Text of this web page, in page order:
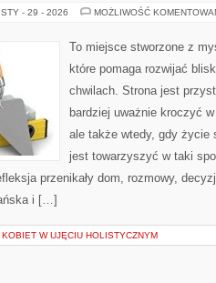
STY - 29 - 2026 MOŻLIWOŚĆ
To miejsce stworzone z
które pomaga rozwijać
chwilach. Strona jest
bardziej uważnie kroczyć
ale także wtedy, gdy życie
jest towarzyszyć w taki
przenikały dom, rozmowy,
i […]
KOBIET W UJĘCIU HOLISTYCZNYM